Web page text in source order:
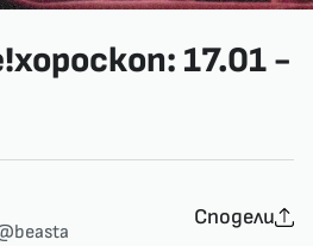
17.01 -
Сподели